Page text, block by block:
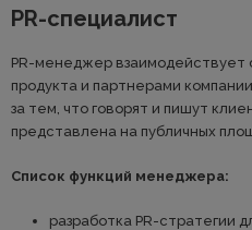
PR-специалист
PR-менеджер взаимодействует
продукта и партнерами
за тем, что говорят и пишут
представлена на публичных
Список функций менеджера:
разработка PR-стратегии